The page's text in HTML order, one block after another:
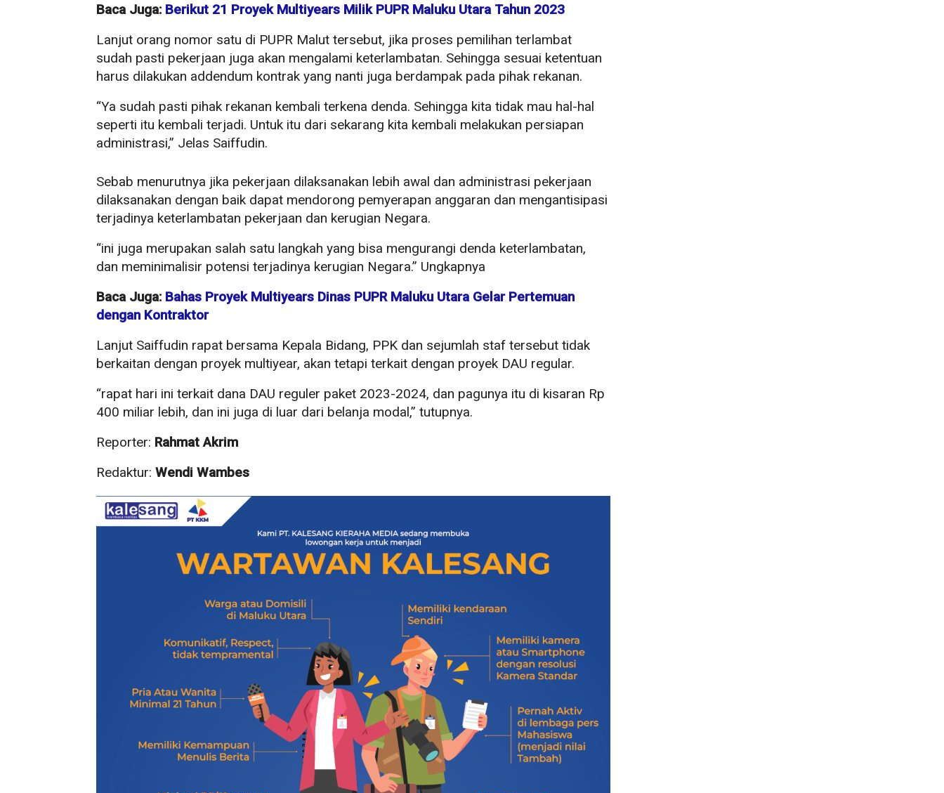
Baca Juga: Berikut 21 Proyek Multiyears Milik PUPR Maluku Utara Tahun 2023
Lanjut orang nomor satu di PUPR Malut tersebut, jika proses pemilihan terlambat
sudah pasti pekerjaan juga akan mengalami keterlambatan. Sehingga sesuai ketentuan
harus dilakukan addendum kontrak yang nanti juga berdampak pada pihak rekanan.
“Ya sudah pasti pihak rekanan kembali terkena denda. Sehingga kita tidak mau hal-hal
seperti itu kembali terjadi. Untuk itu dari sekarang kita kembali melakukan persiapan
administrasi,” Jelas Saiffudin.
Sebab menurutnya jika pekerjaan dilaksanakan lebih awal dan administrasi pekerjaan
dilaksanakan dengan baik dapat mendorong pemyerapan anggaran dan mengantisipasi
terjadinya keterlambatan pekerjaan dan kerugian Negara.
“ini juga merupakan salah satu langkah yang bisa mengurangi denda keterlambatan,
dan meminimalisir potensi terjadinya kerugian Negara.” Ungkapnya
Baca Juga: Bahas Proyek Multiyears Dinas PUPR Maluku Utara Gelar Pertemuan
dengan Kontraktor
Lanjut Saiffudin rapat bersama Kepala Bidang, PPK dan sejumlah staf tersebut tidak
berkaitan dengan proyek multiyear, akan tetapi terkait dengan proyek DAU regular.
“rapat hari ini terkait dana DAU reguler paket 2023-2024, dan pagunya itu di kisaran Rp
400 miliar lebih, dan ini juga di luar dari belanja modal,” tutupnya.
Reporter: Rahmat Akrim
Redaktur: Wendi Wambes